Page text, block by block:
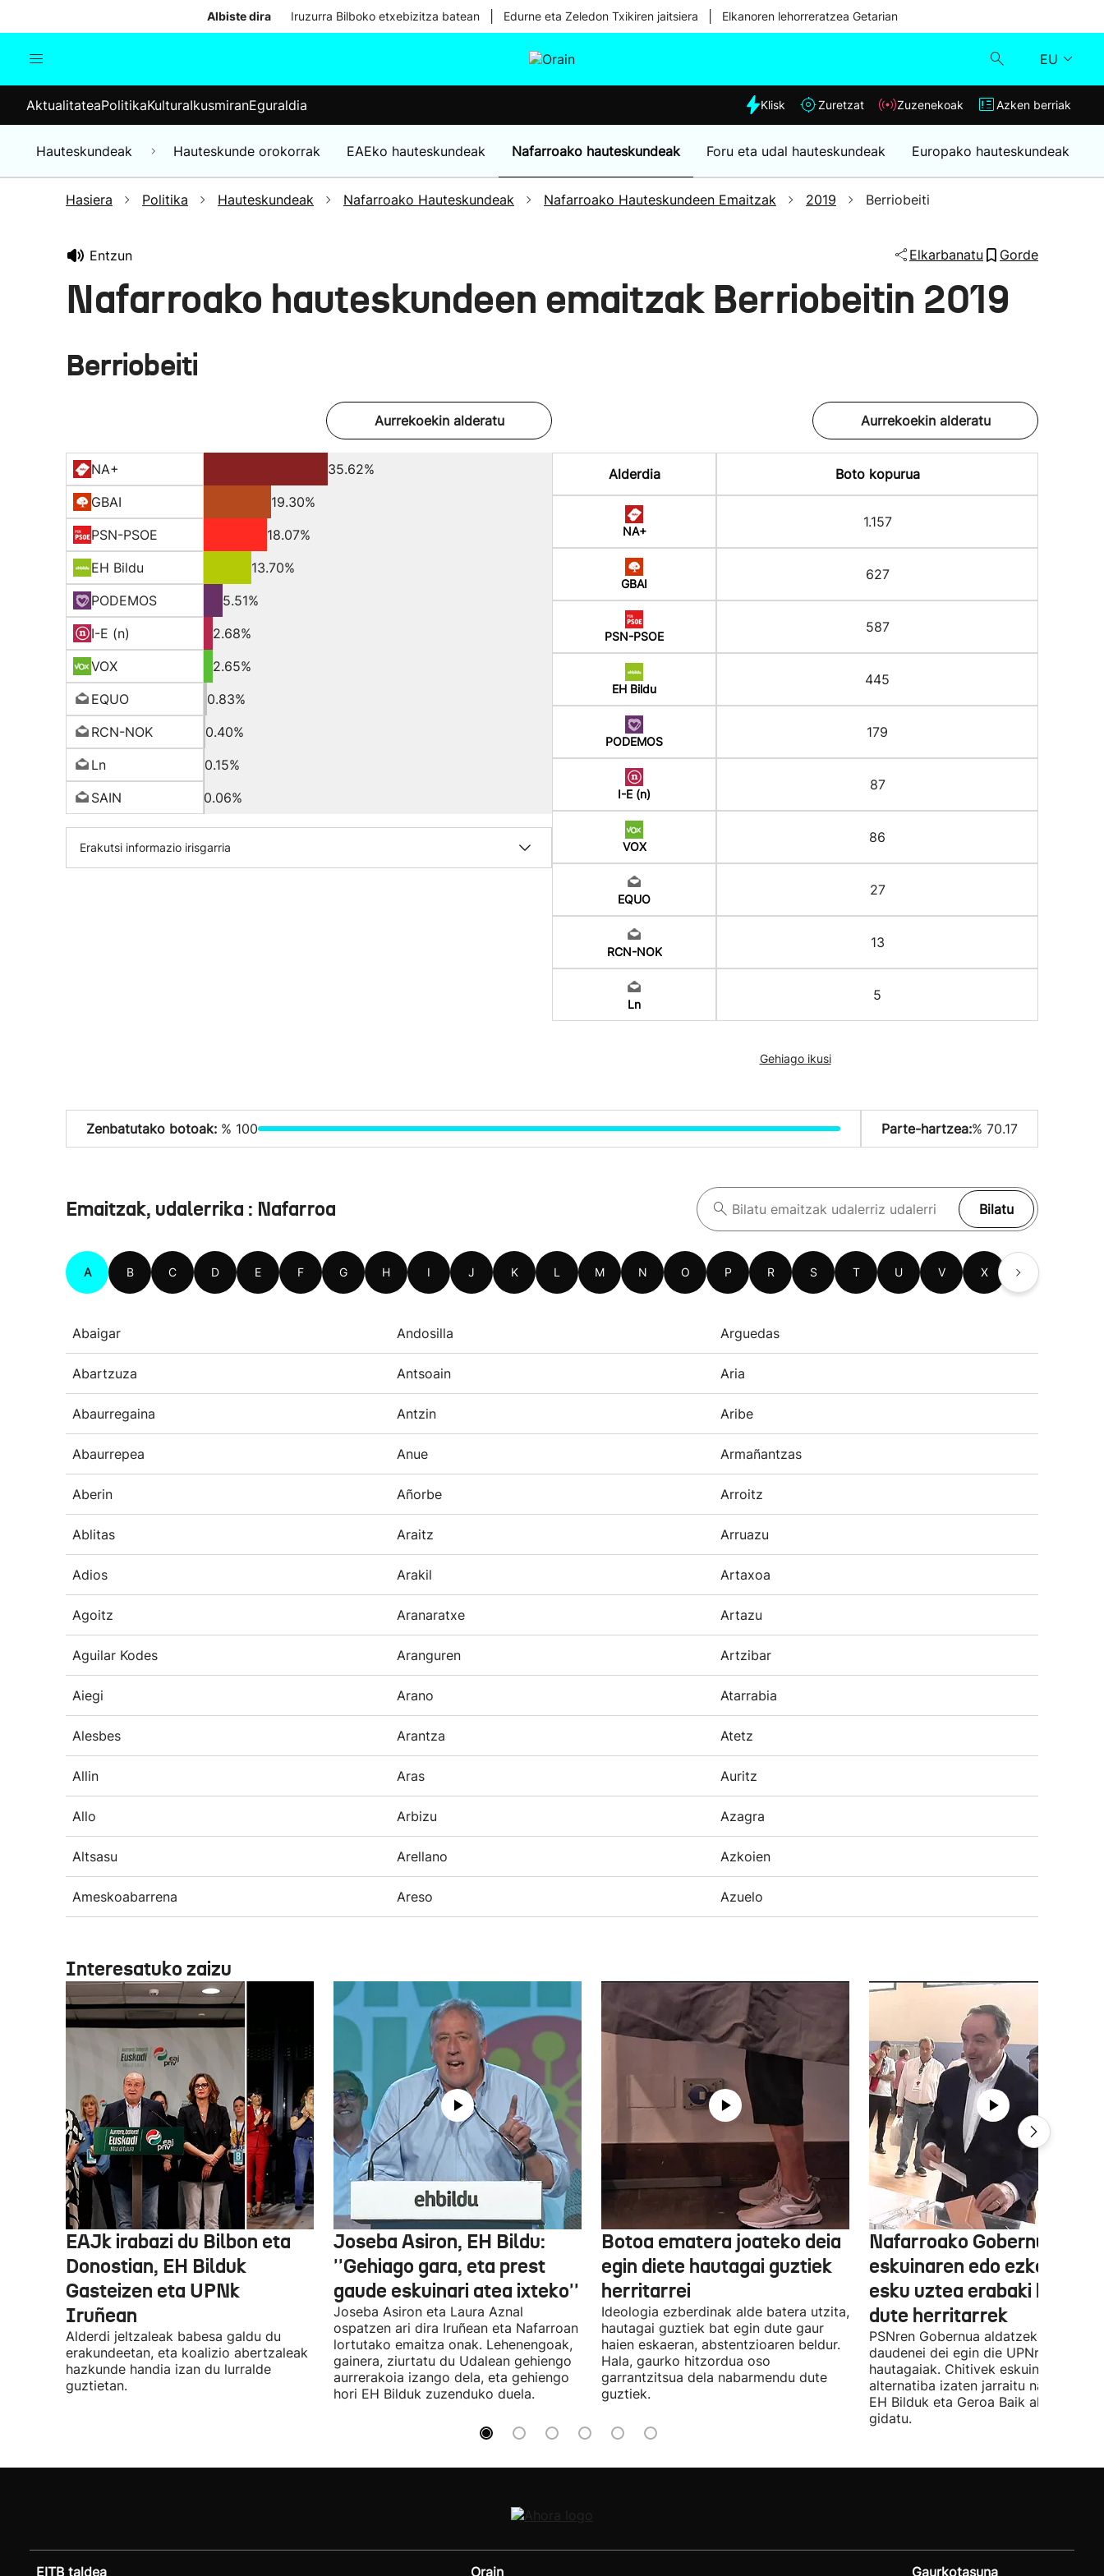
Albiste dira Iruzurra Bilboko etxebizitza batean Edurne eta Zeledon Txikiren jaitsiera Elkanoren lehorreratzea Getarian
EU
Munduko albisteak
Hauteskundeak
Eguraldia
Klisk
Zuzenekoak
Azken berriak
AktualitateaPolitikaKulturaIkusmiranEguraldia Klisk Zuretzat Zuzenekoak Azken berriak
Hauteskundeak Hauteskunde orokorrak EAEko hauteskundeak Nafarroako hauteskundeak Foru eta udal hauteskundeak Europako hauteskundeak
Hasiera Politika Hauteskundeak Nafarroako Hauteskundeak Nafarroako Hauteskundeen Emaitzak 2019 Berriobeiti
Entzun Elkarbanatu Gorde
Nafarroako hauteskundeen emaitzak Berriobeitin 2019
Berriobeiti
Aurrekoekin alderatu
NA+
35.62%
GBAI
19.30%
PSN-PSOE
18.07%
EH Bildu
13.70%
PODEMOS
5.51%
I-E (n)
2.68%
VOX
2.65%
EQUO
0.83%
RCN-NOK
0.40%
Ln
0.15%
SAIN
0.06%
Erakutsi informazio irisgarria
Aurrekoekin alderatu
Alderdia Boto kopurua
NA+
1.157
GBAI
627
PSN-PSOE
587
EH Bildu
445
PODEMOS
179
I-E (n)
87
VOX
86
EQUO
27
RCN-NOK
13
Ln
5
Gehiago ikusi
Zenbatutako botoak: % 100 Parte-hartzea:% 70.17
Emaitzak, udalerrika : Nafarroa Bilatu
A B C D E F G H I J K L M N O P R S T U V X
Abaigar Andosilla Arguedas
Abartzuza Antsoain Aria
Abaurregaina Antzin Aribe
Abaurrepea Anue Armañantzas
Aberin Añorbe Arroitz
Ablitas Araitz Arruazu
Adios Arakil Artaxoa
Agoitz Aranaratxe Artazu
Aguilar Kodes Aranguren Artzibar
Aiegi Arano Atarrabia
Alesbes Arantza Atetz
Allin Aras Auritz
Allo Arbizu Azagra
Altsasu Arellano Azkoien
Ameskoabarrena Areso Azuelo
Interesatuko zaizu
EAJk irabazi du Bilbon eta
Donostian, EH Bilduk
Gasteizen eta UPNk
Iruñean
Alderdi jeltzaleak babesa galdu du
erakundeetan, eta koalizio abertzaleak
hazkunde handia izan du lurralde
guztietan.
Joseba Asiron, EH Bildu:
''Gehiago gara, eta prest
gaude eskuinari atea ixteko''
Joseba Asiron eta Laura Aznal
ospatzen ari dira Iruñean eta Nafarroan
lortutako emaitza onak. Lehenengoak,
gainera, ziurtatu du Udalean gehiengo
aurrerakoia izango dela, eta gehiengo
hori EH Bilduk zuzenduko duela.
Botoa ematera joateko deia
egin diete hautagai guztiek
herritarrei
Ideologia ezberdinak alde batera utzita,
hautagai guztiek bat egin dute gaur
haien eskaeran, abstentzioaren beldur.
Hala, gaurko hitzordua oso
garrantzitsua dela nabarmendu dute
guztiek.
Nafarroako Gobernua
eskuinaren edo ezkerraren
esku uztea erabaki
dute herritarrek
PSNren Gobernua aldatzeko irrikitan
daudenei dei egin die UPNren
hautagaiak. Chitivek eskuinaren
alternatiba izaten jarraitu nahi du eta
EH Bilduk eta Geroa Baik aldaketa
gidatu.
EITB taldea Orain Gaurkotasuna